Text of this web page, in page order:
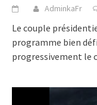
AdminkaFr
Le couple
programme bien
progressivement le